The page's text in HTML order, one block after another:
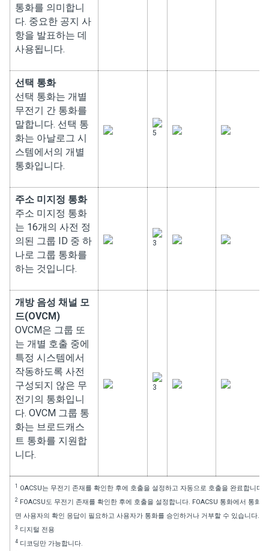
통화를 의미합니
다. 중요한 공지 사
항을 발표하는 데
사용됩니다.
선택 통화
선택 통화는 개별
무전기 간 통화를
말합니다. 선택 통
화는 아날로그 시
스템에서의 개별
통화입니다.
5
주소 미지정 통화
주소 미지정 통화
는 16개의 사전 정
의된 그룹 ID 중 하
나로 그룹 통화를
하는 것입니다.
3
개방 음성 채널 모
드(OVCM)
OVCM은 그룹 또
는 개별 호출 중에
특정 시스템에서
작동하도록 사전
구성되지 않은 무
전기의 통화입니
다. OVCM 그룹 통
화는 브로드캐스
트 통화를 지원합
니다.
3
1 OACSU는 무전기 존재를 확인한 후에 호출을 설정하고 자동으로 호출을 완료합니다.
2 FOACSU도 무전기 존재를 확인한 후에 호출을 설정합니다. FOACSU 통화에서 통화
면 사용자의 확인 응답이 필요하고 사용자가 통화를 승인하거나 거부할 수 있습니다.
3 디지털 전용
4 디코딩만 가능합니다.